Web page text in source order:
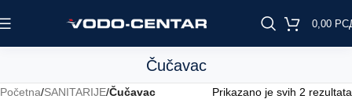
0,00
Čučavac
Početna/SANITARIJE/Čučavac Prikazano je svih 2 rezultata